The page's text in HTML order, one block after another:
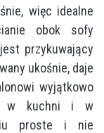
więc idealne
obok sofy
przykuwający
ukośnie, daje
wyjątkowo
w kuchni i w
proste i nie